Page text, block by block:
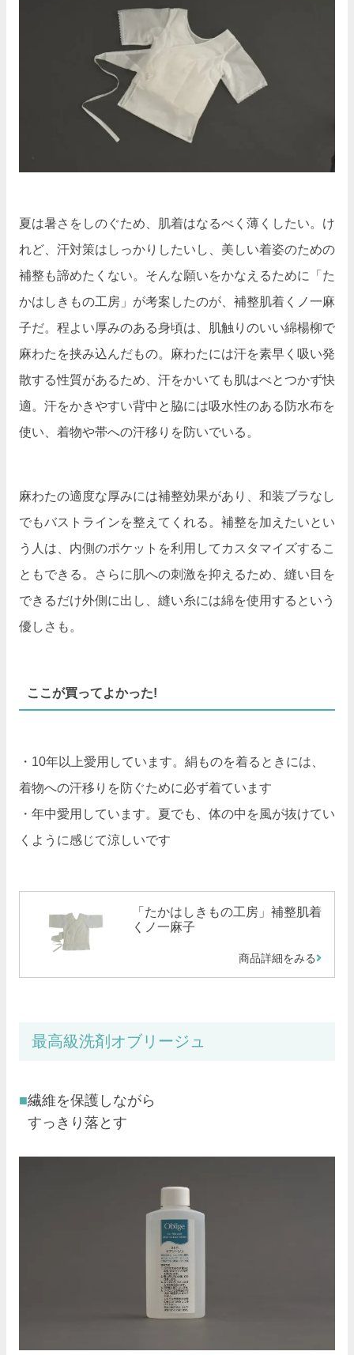
夏は暑さをしのぐため、肌着はなるべく薄くしたい。け
れど、汗対策はしっかりしたいし、美しい着姿のための
補整も諦めたくない。そんな願いをかなえるために「た
かはしきもの工房」が考案したのが、補整肌着くノ一麻
子だ。程よい厚みのある身頃は、肌触りのいい綿楊柳で
麻わたを挟み込んだもの。麻わたには汗を素早く吸い発
散する性質があるため、汗をかいても肌はべとつかず快
適。汗をかきやすい背中と脇には吸水性のある防水布を
使い、着物や帯への汗移りを防いでいる。
麻わたの適度な厚みには補整効果があり、和装ブラなし
でもバストラインを整えてくれる。補整を加えたいとい
う人は、内側のポケットを利用してカスタマイズするこ
ともできる。さらに肌への刺激を抑えるため、縫い目を
できるだけ外側に出し、縫い糸には綿を使用するという
優しさも。
ここが買ってよかった!
・10年以上愛用しています。絹ものを着るときには、
着物への汗移りを防ぐために必ず着ています
・年中愛用しています。夏でも、体の中を風が抜けてい
くように感じて涼しいです
「たかはしきもの工房」補整肌着
くノ一麻子
商品詳細をみる
最高級洗剤オブリージュ
繊維を保護しながら
すっきり落とす